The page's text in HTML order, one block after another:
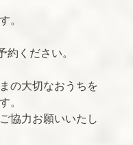
。
ください。
の大切なおうちを
。
協力お願いいたし